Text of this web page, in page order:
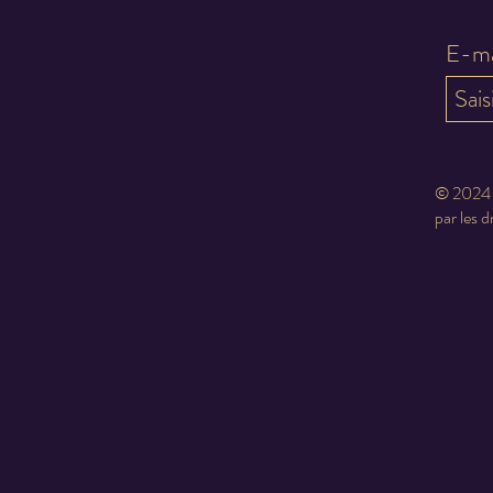
E-
© 2024
par les